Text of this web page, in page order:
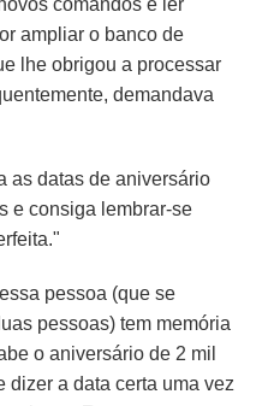
ampliar o banco de
lhe obrigou a processar
demandava
as datas de aniversário
e consiga lembrar-se
pessoa (que se
pessoas) tem memória
o aniversário de 2 mil
dizer a data certa uma vez